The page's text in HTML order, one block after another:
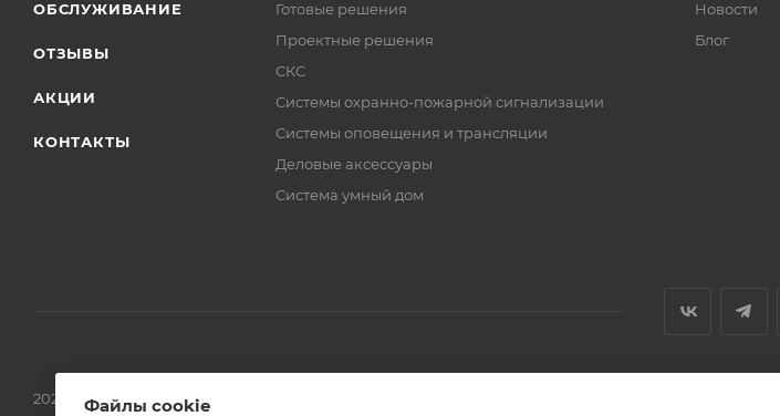
ОБСЛУЖИВАНИЕ
ОТЗЫВЫ
АКЦИИ
КОНТАКТЫ
Готовые решения
Проектные решения
СКС
Системы охранно-пожарной сигнализации
Системы оповещения и трансляции
Деловые аксессуары
Система умный дом
Новости
Блог
2026 © Обращаем Ваше внимание на то, что вся информация, размещенная на сайте, носит
Файлы cookie